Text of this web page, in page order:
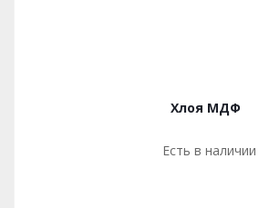
Хлоя МДФ
Есть в наличии